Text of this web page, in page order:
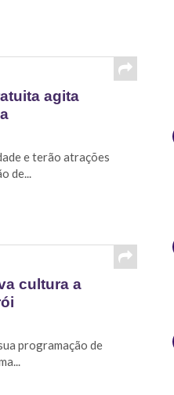
agita
e terão atrações
de...
cultura a
programação de